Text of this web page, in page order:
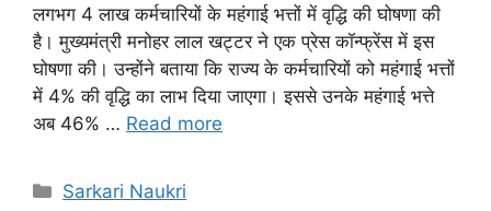
लगभग 4 लाख कर्मचारियों के महंगाई भत्तों में वृद्धि की घोषणा की
है। मुख्यमंत्री मनोहर लाल खट्टर ने एक प्रेस कॉन्फ्रेंस में इस
घोषणा की। उन्होंने बताया कि राज्य के कर्मचारियों को महंगाई भत्तों
में 4% की वृद्धि का लाभ दिया जाएगा। इससे उनके महंगाई भत्ते
अब 46% … Read more
Categories
Sarkari Naukri